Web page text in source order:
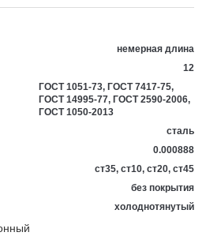
немерная длина
12
ГОСТ 1051-73, ГОСТ 7417-75,
ГОСТ 14995-77, ГОСТ 2590-2006,
ГОСТ 1050-2013
сталь
0.000888
ст35, ст10, ст20, ст45
без покрытия
холоднотянутый